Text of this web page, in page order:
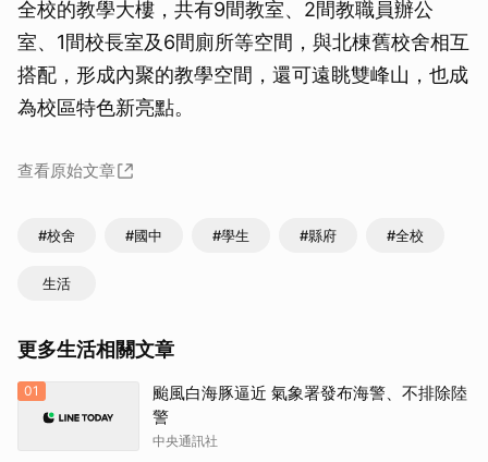
全校的教學大樓，共有9間教室、2間教職員辦公
室、1間校長室及6間廁所等空間，與北棟舊校舍相互
搭配，形成內聚的教學空間，還可遠眺雙峰山，也成
為校區特色新亮點。
查看原始文章
#校舍 #國中 #學生 #縣府 #全校
生活
更多生活相關文章
01
颱風白海豚逼近 氣象署發布海警、不排除陸
警
中央通訊社